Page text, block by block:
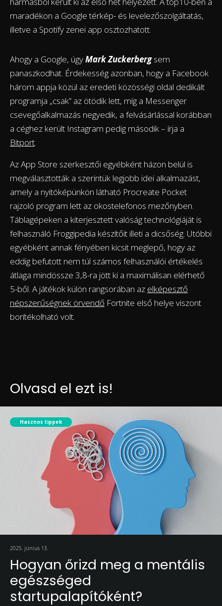
maradékon a Google térkép- és levelezőszolgáltatás,
illetve a Spotify zenei app osztozhatott.
Ahogy a Google, úgyMark Zuckerbergsem
panaszkodhat. Érdekesség azonban, hogy a Facebook
három appja közül az eredeti közösségi oldal dedikált
programja „csak” az ötödik lett, míg a Messenger
csevegőalkalmazás negyedik, a felvásárlással korábban
a céghez került Instagram pedig második – írja a
Bitport.
Az App Store szerkesztői egyébként házon belül is
megválasztották a szerintük legjobb idei alkalmazást,
amely a nyitóképünkön látható Procreate Pocket
rajzoló program lett az okostelefonos mezőnyben.
Táblagépeken a kiterjesztett valóság technológiáját is
felhasználó Froggipedia készítőit illeti a dicsőség. Utóbbi
egyébként annak fényében kicsit meglepő, hogy az
eddig befutott nem túl számos felhasználói értékelés
átlaga mindössze 3,8-ra jött ki a maximálisan elérhető
5-ből. A játékok külön rangsorában az elképesztő
népszerűségnek örvendő Fortnite első helye viszont
borítékolható volt.
Olvasd el ezt is!
Hasznos tippek
2025. június 13.
Hogyan őrizd meg a mentális
egészséged
startupalapítóként?